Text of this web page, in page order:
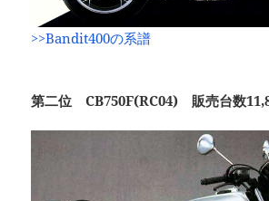
>>Bandit400の系譜
第二位 CB750F(RC04) 販売台数